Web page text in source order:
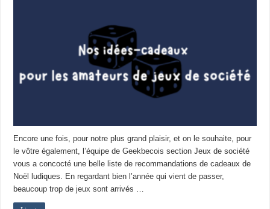
Encore une fois, pour notre plus grand plaisir, et on le souhaite, pour
le vôtre également, l’équipe de Geekbecois section Jeux de société
vous a concocté une belle liste de recommandations de cadeaux de
Noël ludiques. En regardant bien l’année qui vient de passer,
beaucoup trop de jeux sont arrivés …